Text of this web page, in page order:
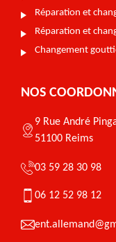
Réparation et
Réparation et
Changement
NOS
9 Rue André
51100 Reims
03 59 28 30 98
06 12 52 98 12